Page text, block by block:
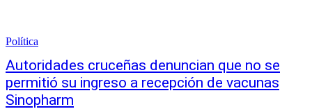
Política
Autoridades cruceñas denuncian que no se
permitió su ingreso a recepción de vacunas
Sinopharm